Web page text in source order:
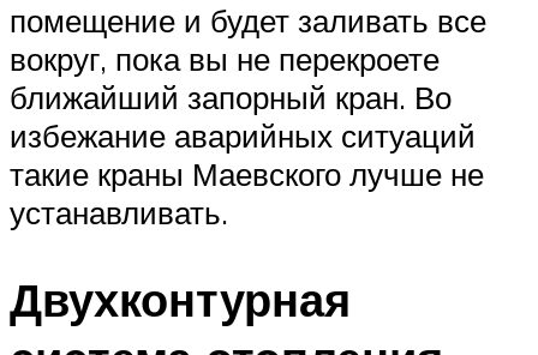
помещение и будет заливать все
вокруг, пока вы не перекроете
ближайший запорный кран. Во
избежание аварийных ситуаций
такие краны Маевского лучше не
устанавливать.
Двухконтурная